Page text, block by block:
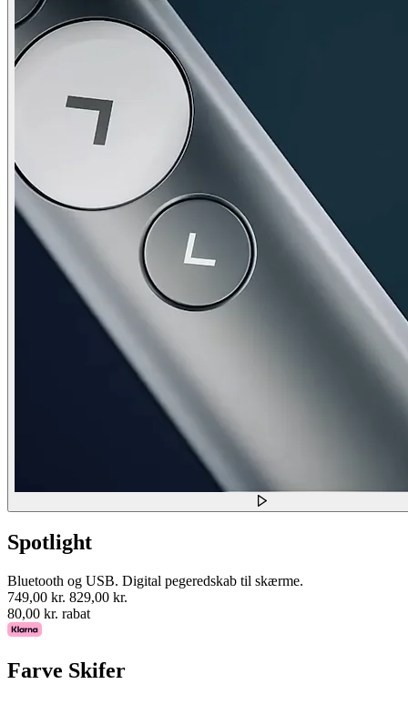
Spotlight
Bluetooth og USB. Digital pegeredskab til skærme.
749,00 kr. 829,00 kr.
80,00 kr. rabat
Farve Skifer